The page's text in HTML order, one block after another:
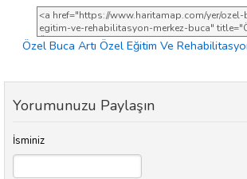
Özel Buca Artı Özel Eğitim Ve
Yorumunuzu Paylaşın
İsminiz